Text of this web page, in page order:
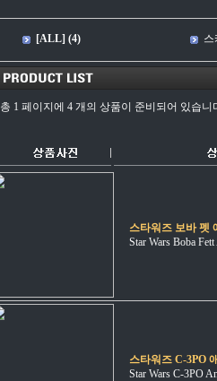
[ALL] (4) 스
총 1 페이지에 4 개의 상품이 준비되어 있습니
스타워즈 보바 펫
Star Wars Boba
스타워즈 C-3PO
Star Wars C-3PO